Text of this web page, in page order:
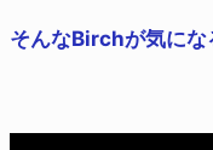
そんなBirchが気にな